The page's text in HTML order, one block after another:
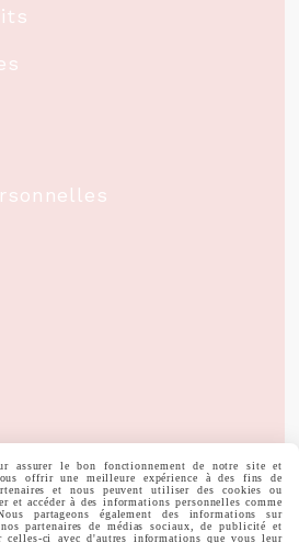
assurer le bon fonctionnement de notre site et
offrir une meilleure expérience à des fins de
et nous peuvent utiliser des cookies ou
et accéder à des informations personnelles comme
partageons également des informations sur
partenaires de médias sociaux, de publicité et
celles-ci avec d'autres informations que vous leur